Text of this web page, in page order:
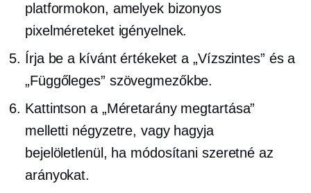
platformokon, amelyek bizonyos
pixelméreteket igényelnek.
Írja be a kívánt értékeket a „Vízszintes” és a
„Függőleges” szövegmezőkbe.
Kattintson a „Méretarány megtartása”
melletti négyzetre, vagy hagyja
bejelöletlenül, ha módosítani szeretné az
arányokat.